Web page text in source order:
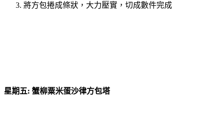
將方包捲成條狀，大力壓實，切成數件完成
星期五: 蟹柳粟米蛋沙律方包塔